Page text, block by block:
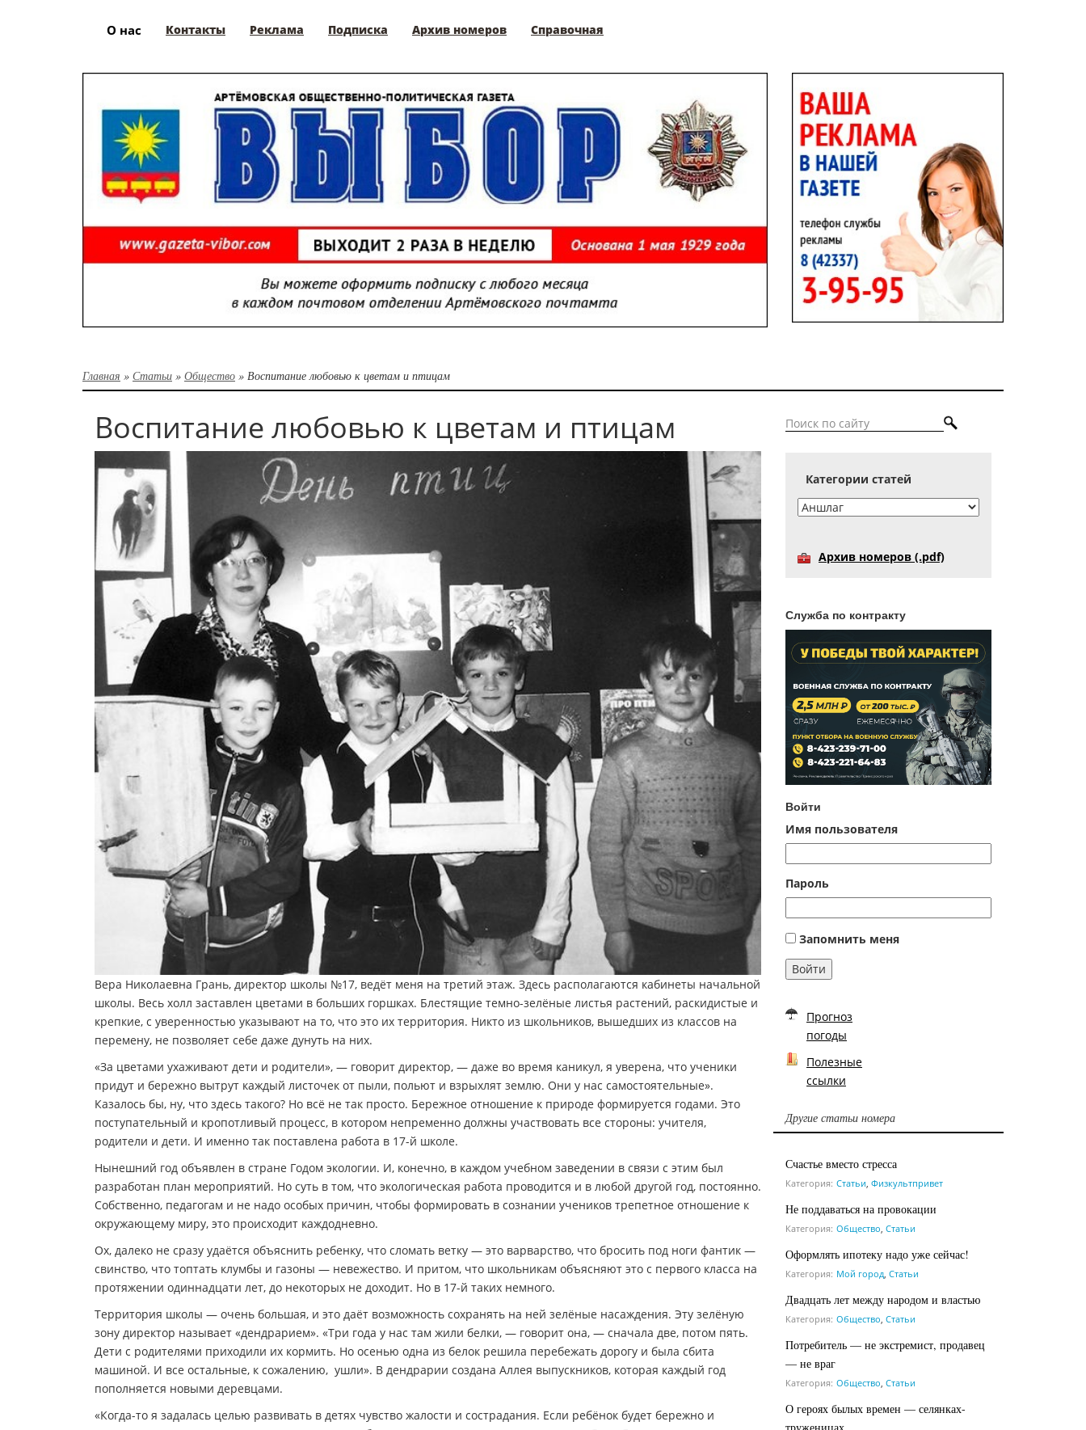
О нас Контакты Реклама Подписка Архив номеров Справочная
Главная » Статьи » Общество » Воспитание любовью к цветам и птицам
Воспитание любовью к цветам и птицам
Вера Николаевна Грань, директор школы №17, ведёт меня на третий этаж. Здесь располагаются кабинеты начальной
школы. Весь холл заставлен цветами в больших горшках. Блестящие темно-зелёные листья растений, раскидистые и
крепкие, с уверенностью указывают на то, что это их территория. Никто из школьников, вышедших из классов на
перемену, не позволяет себе даже дунуть на них.
«За цветами ухаживают дети и родители», — говорит директор, — даже во время каникул, я уверена, что ученики
придут и бережно вытрут каждый листочек от пыли, польют и взрыхлят землю. Они у нас самостоятельные».
Казалось бы, ну, что здесь такого? Но всё не так просто. Бережное отношение к природе формируется годами. Это
поступательный и кропотливый процесс, в котором непременно должны участвовать все стороны: учителя,
родители и дети. И именно так поставлена работа в 17-й школе.
Нынешний год объявлен в стране Годом экологии. И, конечно, в каждом учебном заведении в связи с этим был
разработан план мероприятий. Но суть в том, что экологическая работа проводится и в любой другой год, постоянно.
Собственно, педагогам и не надо особых причин, чтобы формировать в сознании учеников трепетное отношение к
окружающему миру, это происходит каждодневно.
Ох, далеко не сразу удаётся объяснить ребенку, что сломать ветку — это варварство, что бросить под ноги фантик —
свинство, что топтать клумбы и газоны — невежество. И притом, что школьникам объясняют это с первого класса на
протяжении одиннадцати лет, до некоторых не доходит. Но в 17-й таких немного.
Территория школы — очень большая, и это даёт возможность сохранять на ней зелёные насаждения. Эту зелёную
зону директор называет «дендрарием». «Три года у нас там жили белки, — говорит она, — сначала две, потом пять.
Дети с родителями приходили их кормить. Но осенью одна из белок решила перебежать дорогу и была сбита
машиной. И все остальные, к сожалению, ушли». В дендрарии создана Аллея выпускников, которая каждый год
пополняется новыми деревцами.
«Когда-то я задалась целью развивать в детях чувство жалости и сострадания. Если ребёнок будет бережно и
Категории статей
Архив номеров (.pdf)
Служба по контракту
Войти
Имя пользователя
Пароль
Запомнить меня
Войти
Прогноз
погоды
Полезные
ссылки
Другие статьи номера
Счастье вместо стресса
Категория: Статьи Физкультпривет
Не поддаваться на провокации
Категория: Общество Статьи
Оформлять ипотеку надо уже сейчас!
Категория: Мой город Статьи
Двадцать лет между народом и властью
Категория: Общество Статьи
Потребитель — не экстремист, продавец
— не враг
Категория: Общество Статьи
О героях былых времен — селянках-
труженицах